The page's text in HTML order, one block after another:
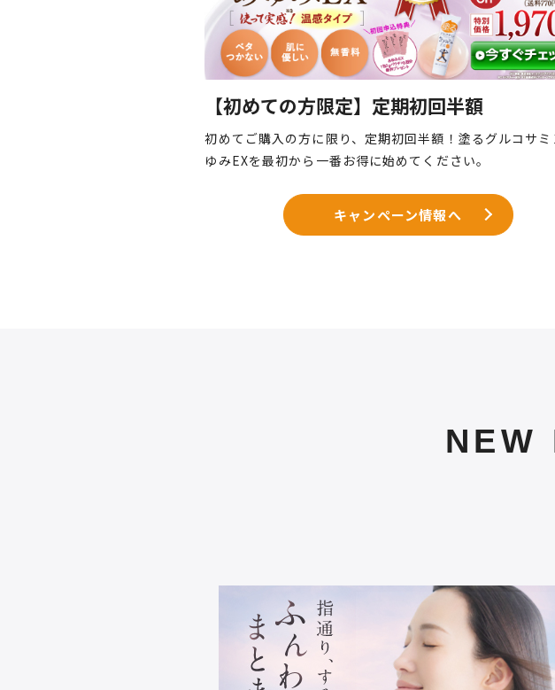
【初めての方限定】定期初回半額
初めてご購入の方に限り、定期初回半額！塗るグルコサミ
ゆみEXを最初から一番お得に始めてください。
キャンペーン情報へ
NEW